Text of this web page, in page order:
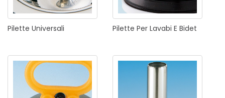
Pilette Universali Pilette Per Lavabi E Bidet